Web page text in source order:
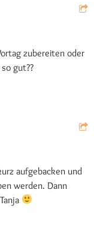
zubereiten oder
gut??
aufgebacken und
werden. Dann